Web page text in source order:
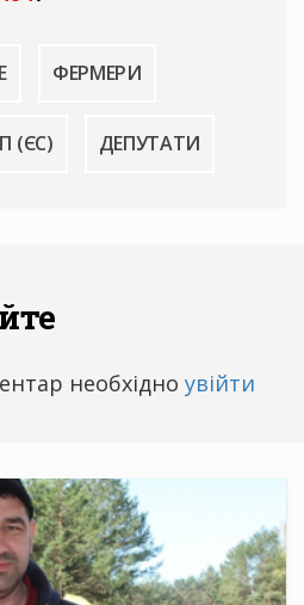
ФЕРМЕРИ
(ЄС) ДЕПУТАТИ
необхідно увійти